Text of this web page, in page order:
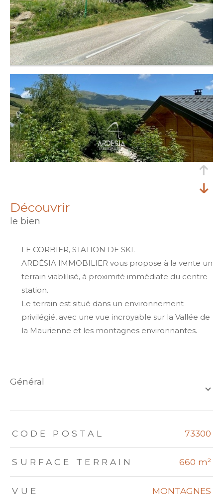
découvrir
le bien
LE CORBIER, STATION DE SKI.
ARDÉSIA IMMOBILIER vous propose à la vente un
terrain viablilisé, à proximité immédiate du centre
station.
Le terrain est situé dans un environnement
privilégié, avec une vue incroyable sur la Vallée de
la Maurienne et les montagnes environnantes.
général
TRAD_ZEPHYR_Caracteristique TRAD_ZEPHYR_Valeurs
CODE POSTAL 73300
SURFACE TERRAIN 660 m²
VUE MONTAGNES